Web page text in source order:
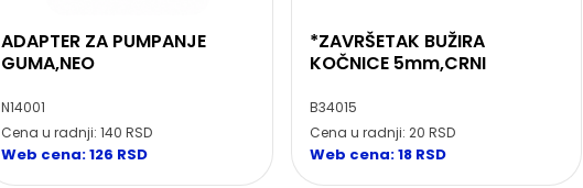
ADAPTER ZA PUMPANJE
GUMA,NEO
N14001
Cena u radnji: 140 RSD
Web cena: 126 RSD
*ZAVRŠETAK BUŽIRA
KOČNICE 5mm,CRNI
B34015
Cena u radnji: 20 RSD
Web cena: 18 RSD